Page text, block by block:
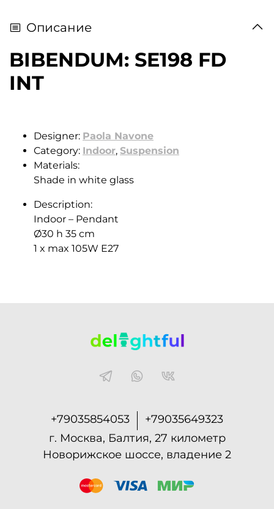
Описание
BIBENDUM: SE198 FD
INT
Designer: Paola Navone
Category: Indoor, Suspension
Materials:
Shade in white glass
Description:
Indoor – Pendant
Ø30 h 35 cm
1 x max 105W E27
+79035854053
+79035649323
г. Москва, Балтия, 27 километр
Новорижское шоссе, владение 2